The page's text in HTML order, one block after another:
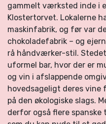
gammelt værksted inde i
Klostertorvet. Lokalerne
maskinfabrik, og før var
chokoladefabrik – og
rå håndværker-stil.
uformel bar, hvor der er
og vin i afslappende
hovedsageligt deres vine
på den økologiske slags.
derfor også flere